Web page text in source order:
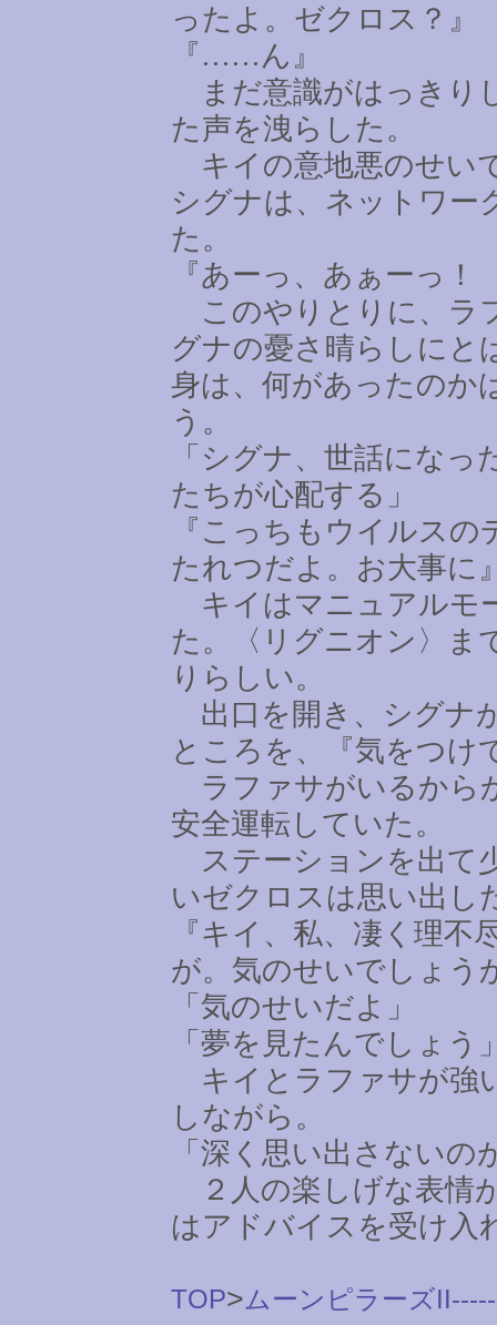
ったよ。ゼクロス？』
『 …… ん』
まだ意識がはっきり
た声を洩らした。
キイの意地悪のせい
シグナは、ネットワー
た。
『あーっ、あぁーっ
このやりとりに、ラ
グナの憂さ晴らしにと
身は、何があったのか
う。
「シグナ、世話にな
たちが心配する」
『こっちもウイルス
たれつだよ。お大事に
キイはマニュアルモ
た。〈リグニオン〉ま
りらしい。
出口を開き、シグナ
ところを、『気をつけ
ラファサがいるから
安全運転していた。
ステーションを出て
いゼクロスは思い出し
『キイ、私、凄く理
が。気のせいでしょう
「気のせいだよ」
「夢を見たんでしょう
キイとラファサが強
しながら。
「深く思い出さないの
２人の楽しげな表情
はアドバイスを受け入
TOP>ムーンピラーズII-----